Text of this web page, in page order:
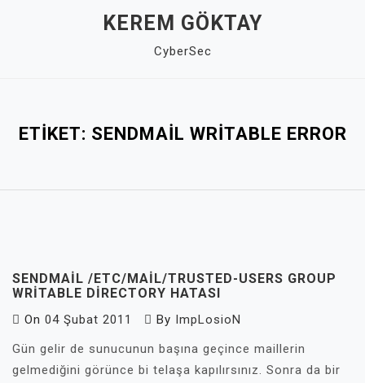
KEREM GÖKTAY
CyberSec
ETIKET: SENDMAIL WRITABLE ERROR
SENDMAIL /ETC/MAIL/TRUSTED-USERS GROUP
WRITABLE DIRECTORY HATASI
On 04 Şubat 2011 By ImpLosioN
Gün gelir de sunucunun başına geçince maillerin
gelmediğini görünce bi telaşa kapılırsınız. Sonra da bir